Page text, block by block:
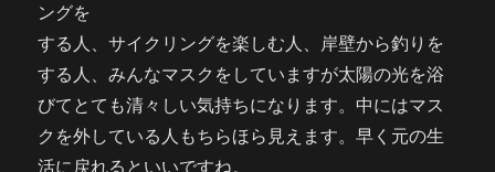
ングを
する人、サイクリングを楽しむ人、岸壁から釣りを
する人、みんなマスクをしていますが太陽の光を浴
びてとても清々しい気持ちになります。中にはマス
クを外している人もちらほら見えます。早く元の生
活に戻れるといいですね。